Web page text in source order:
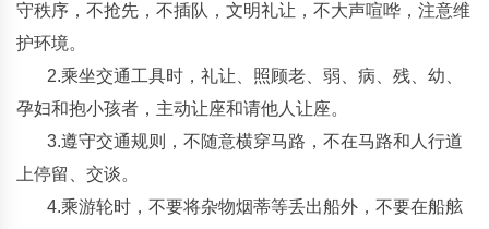
守秩序，不抢先，不插队，文明礼让，不大声喧哗，注意维
护环境。
2.乘坐交通工具时，礼让、照顾老、弱、病、残、幼、
孕妇和抱小孩者，主动让座和请他人让座。
3.遵守交通规则，不随意横穿马路，不在马路和人行道
上停留、交谈。
4.乘游轮时，不要将杂物烟蒂等丢出船外，不要在船舷